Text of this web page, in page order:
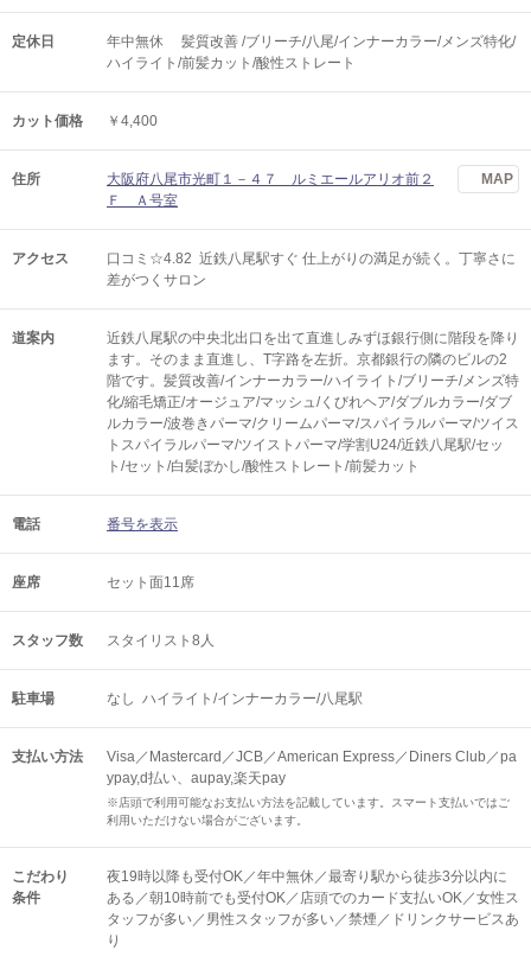
定休日
年中無休 髪質改善 /ブリーチ/八尾/インナーカラー/メンズ特化/
ハイライト/前髪カット/酸性ストレート
カット価格 ￥4,400
住所
大阪府八尾市光町１－４７ ルミエールアリオ前２
Ｆ Ａ号室
MAP
アクセス
口コミ☆4.82 近鉄八尾駅すぐ 仕上がりの満足が続く。丁寧さに
差がつくサロン
道案内
近鉄八尾駅の中央北出口を出て直進しみずほ銀行側に階段を降り
ます。そのまま直進し、T字路を左折。京都銀行の隣のビルの2
階です。髪質改善/インナーカラー/ハイライト/ブリーチ/メンズ特
化/縮毛矯正/オージュア/マッシュ/くびれヘア/ダブルカラー/ダブ
ルカラー/波巻きパーマ/クリームパーマ/スパイラルパーマ/ツイス
トスパイラルパーマ/ツイストパーマ/学割U24/近鉄八尾駅/セッ
ト/セット/白髪ぼかし/酸性ストレート/前髪カット
電話 番号を表示
座席 セット面11席
スタッフ数 スタイリスト8人
駐車場 なし ハイライト/インナーカラー/八尾駅
支払い方法
Visa／Mastercard／JCB／American Express／Diners Club／pa
ypay,d払い、aupay,楽天pay
※店頭で利用可能なお支払い方法を記載しています。スマート支払いではご
利用いただけない場合がございます。
こだわり
条件
夜19時以降も受付OK／年中無休／最寄り駅から徒歩3分以内に
ある／朝10時前でも受付OK／店頭でのカード支払いOK／女性ス
タッフが多い／男性スタッフが多い／禁煙／ドリンクサービスあ
り